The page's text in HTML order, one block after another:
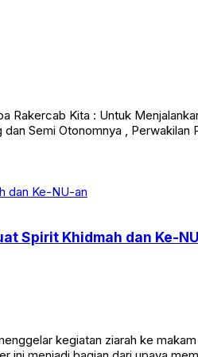
Kita : Untuk
Semi Otonomnya ,
Spirit Khidmah dan Ke-
kegiatan ziarah ke